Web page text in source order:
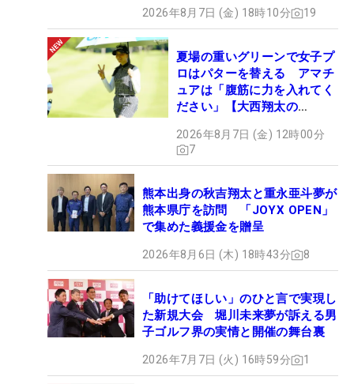
2026年8月7日 (金) 18時10分 19
夏場の重いグリーンで女子プ
ロはパターを替える アマチ
ュアは「腹筋に力を入れてく
ださい」【大西翔太の
2026年8月7日 (金) 12時00分
7
熊本出身の秋吉翔太と重永亜斗夢が
熊本県庁を訪問 「JOYX OPEN」
で集めた義援金を贈呈
2026年8月6日 (木) 18時43分 8
「助けてほしい」のひと言で実現し
た新規大会 堀川未来夢が訴える男
子ゴルフ界の実情と開催の舞台裏
2026年7月7日 (火) 16時59分 1